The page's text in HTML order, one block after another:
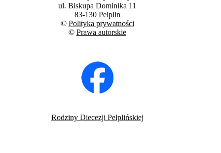
ul. Biskupa Dominika 11
83-130 Pelplin
© Polityka prywatności
© Prawa autorskie
Rodziny Diecezji Pelplińskiej